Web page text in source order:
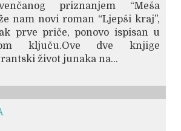
priznanjem “Meša
nam novi roman “Ljepši kraj”,
prve priče, ponovo ispisan u
ključu.Ove dve knjige
život junaka na...